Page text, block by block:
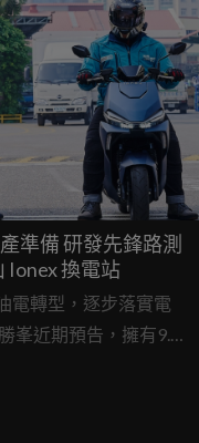
準備 研發先鋒路測
山 Ionex 換電站
電轉型，逐步落實電
峯近期預告，擁有9.0
機車 MiG 9 將於Q1
人員組成的一支